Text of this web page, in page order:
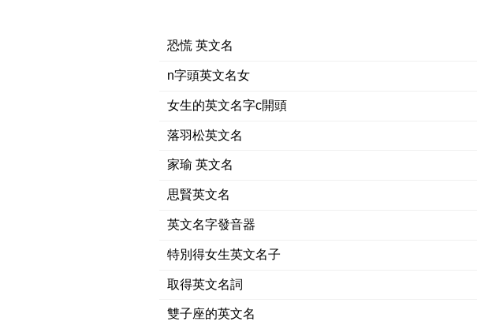
恐慌 英文名
n字頭英文名女
女生的英文名字c開頭
落羽松英文名
家瑜 英文名
思賢英文名
英文名字發音器
特別得女生英文名子
取得英文名詞
雙子座的英文名